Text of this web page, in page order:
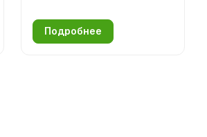
Подробнее